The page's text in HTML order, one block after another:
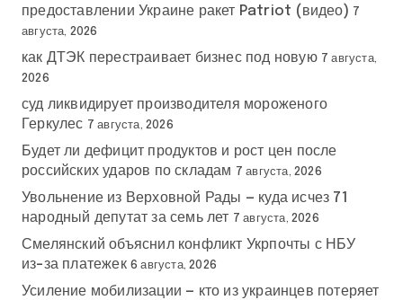
предоставлении Украине ракет Patriot (видео) 7
августа, 2026
как ДТЭК перестраивает бизнес под новую 7 августа,
2026
суд ликвидирует производителя мороженого
Геркулес 7 августа, 2026
Будет ли дефицит продуктов и рост цен после
российских ударов по складам 7 августа, 2026
Увольнение из Верховной Рады — куда исчез 71
народный депутат за семь лет 7 августа, 2026
Смелянский объяснил конфликт Укрпочты с НБУ
из-за платежек 6 августа, 2026
Усиление мобилизации — кто из украинцев потеряет